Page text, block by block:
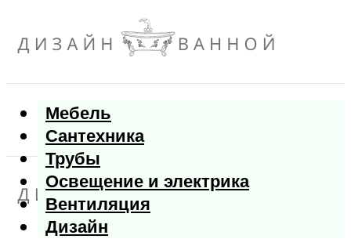
Мебель
Сантехника
Трубы
Освещение и электрика
Вентиляция
Дизайн